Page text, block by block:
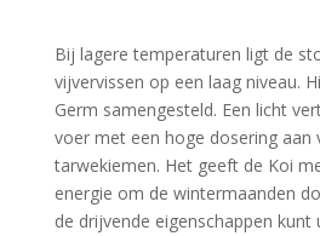
Bij lagere temperaturen ligt de
vijvervissen op een laag niveau.
Germ samengesteld. Een licht
voer met een hoge dosering aan
tarwekiemen. Het geeft de Koi
energie om de wintermaanden
de drijvende eigenschappen kunt